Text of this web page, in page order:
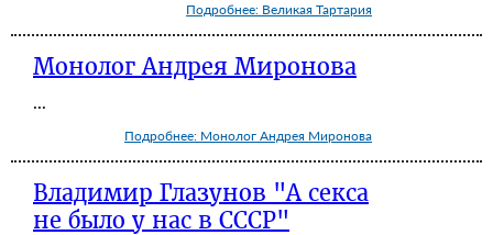
Подробнее: Великая Тартария
Монолог Андрея Миронова
...
Подробнее: Монолог Андрея Миронова
Владимир Глазунов "А секса
не было у нас в СССР"